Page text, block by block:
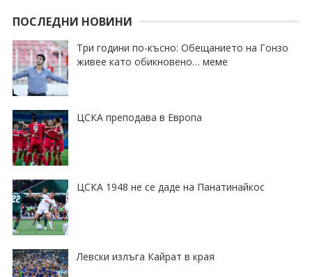
ПОСЛЕДНИ НОВИНИ
Три години по-късно: Обещанието на Гонзо
живее като обикновено… меме
ЦСКА преподава в Европа
ЦСКА 1948 не се даде на Панатинайкос
Левски излъга Кайрат в края